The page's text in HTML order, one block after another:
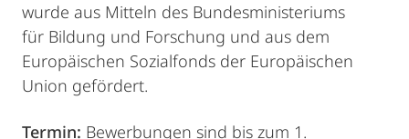
wurde aus Mitteln des Bundesministeriums
für Bildung und Forschung und aus dem
Europäischen Sozialfonds der Europäischen
Union gefördert.
Termin: Bewerbungen sind bis zum 1.